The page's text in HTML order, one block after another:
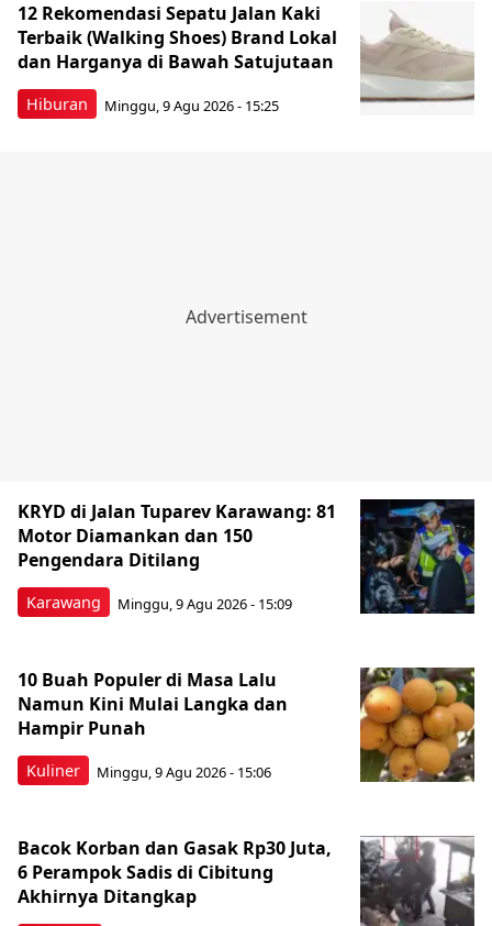
Hiburan
12 Rekomendasi Sepatu Jalan Kaki
Terbaik (Walking Shoes) Brand Lokal
dan Harganya di Bawah Satujutaan
Minggu, 9 Agu 2026 - 15:25
Karawang
KRYD di Jalan Tuparev Karawang: 81
Motor Diamankan dan 150
Pengendara Ditilang
Minggu, 9 Agu 2026 - 15:09
Kuliner
10 Buah Populer di Masa Lalu
Namun Kini Mulai Langka dan
Hampir Punah
Minggu, 9 Agu 2026 - 15:06
Bacok Korban dan Gasak Rp30 Juta,
6 Perampok Sadis di Cibitung
Akhirnya Ditangkap